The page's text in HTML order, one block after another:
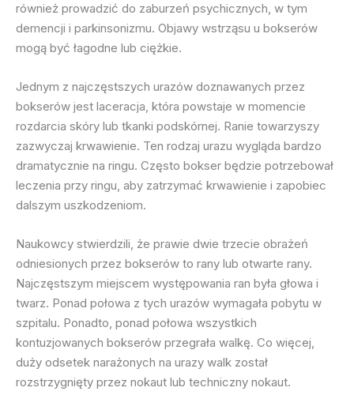
również prowadzić do zaburzeń psychicznych, w tym
demencji i parkinsonizmu. Objawy wstrząsu u bokserów
mogą być łagodne lub ciężkie.
Jednym z najczęstszych urazów doznawanych przez
bokserów jest laceracja, która powstaje w momencie
rozdarcia skóry lub tkanki podskórnej. Ranie towarzyszy
zazwyczaj krwawienie. Ten rodzaj urazu wygląda bardzo
dramatycznie na ringu. Często bokser będzie potrzebował
leczenia przy ringu, aby zatrzymać krwawienie i zapobiec
dalszym uszkodzeniom.
Naukowcy stwierdzili, że prawie dwie trzecie obrażeń
odniesionych przez bokserów to rany lub otwarte rany.
Najczęstszym miejscem występowania ran była głowa i
twarz. Ponad połowa z tych urazów wymagała pobytu w
szpitalu. Ponadto, ponad połowa wszystkich
kontuzjowanych bokserów przegrała walkę. Co więcej,
duży odsetek narażonych na urazy walk został
rozstrzygnięty przez nokaut lub techniczny nokaut.